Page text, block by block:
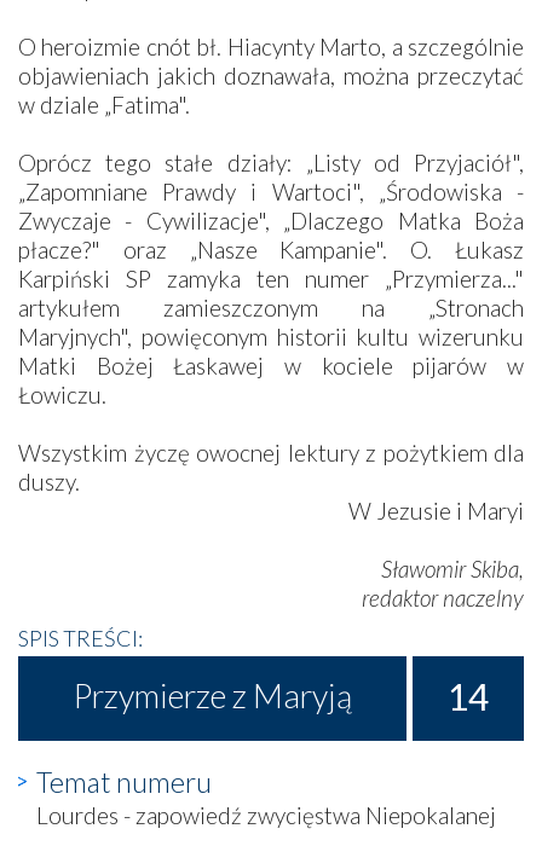
O heroizmie cnót bł. Hiacynty Marto, a szczególnie
objawieniach jakich doznawała, można przeczytać
w dziale „Fatima".
Oprócz tego stałe działy: „Listy od Przyjaciół",
„Zapomniane Prawdy i Wartoci", „Środowiska -
Zwyczaje - Cywilizacje", „Dlaczego Matka Boża
płacze?" oraz „Nasze Kampanie". O. Łukasz
Karpiński SP zamyka ten numer „Przymierza..."
artykułem zamieszczonym na „Stronach
Maryjnych", powięconym historii kultu wizerunku
Matki Bożej Łaskawej w kociele pijarów w
Łowiczu.
Wszystkim życzę owocnej lektury z pożytkiem dla
duszy.
W Jezusie i Maryi
Sławomir Skiba,
redaktor naczelny
SPIS TREŚCI:
Przymierze z Maryją 14
Temat numeru
Lourdes - zapowiedź zwycięstwa Niepokalanej